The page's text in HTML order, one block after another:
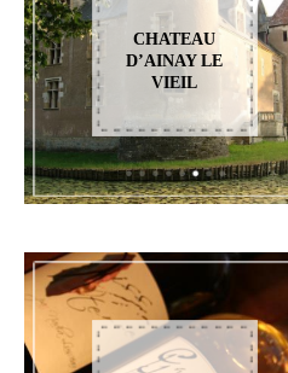
CHATEAU
D’AINAY LE
VIEIL